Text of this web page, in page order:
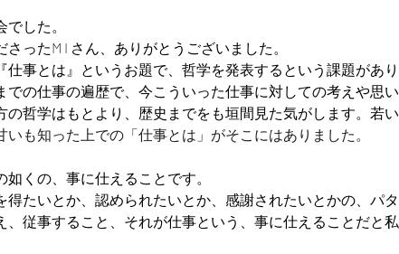
した。
ったM I さん、ありがとうございました。
事とは』というお題で、哲学を発表するという課題があり
の仕事の遍歴で、今こういった仕事に対しての考えや思い
哲学はもとより、歴史までをも垣間見た気がします。若い
いも知った上での「仕事とは」がそこにはありました。
くの、事に仕えることです。
たいとか、認められたいとか、感謝されたいとかの、パタ
従事すること、それが仕事という、事に仕えることだと私